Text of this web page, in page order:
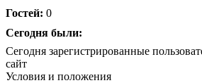
Почему в школе
больше миллиарда
Гостей: 0
Сегодня были:
Сегодня зарегистрированные
сайт
Условия и положения